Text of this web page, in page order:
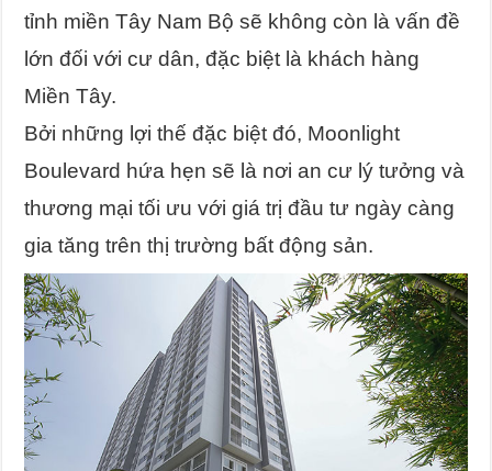
tỉnh miền Tây Nam Bộ sẽ không còn là vấn đề
lớn đối với cư dân, đặc biệt là khách hàng
Miền Tây.
Bởi những lợi thế đặc biệt đó, Moonlight
Boulevard hứa hẹn sẽ là nơi an cư lý tưởng và
thương mại tối ưu với giá trị đầu tư ngày càng
gia tăng trên thị trường bất động sản.